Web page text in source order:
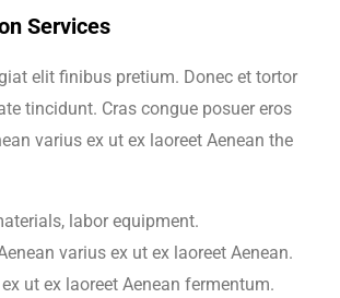
Services
elit finibus pretium. Donec et tortor
tincidunt. Cras congue posuer eros
varius ex ut ex laoreet Aenean the
labor equipment.
varius ex ut ex laoreet Aenean.
ut ex laoreet Aenean fermentum.